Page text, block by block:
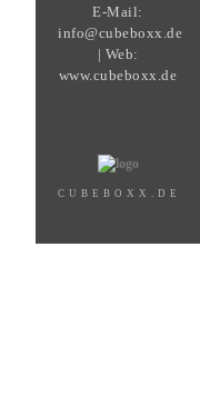
E-Mail:
info@cubeboxx.de
| Web:
www.cubeboxx.de
CUBEBOXX.DE